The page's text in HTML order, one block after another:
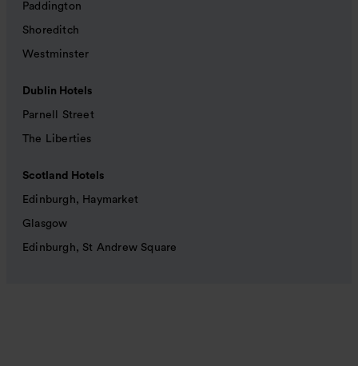
Paddington
Shoreditch
Westminster
Dublin Hotels
Parnell Street
The Liberties
Scotland Hotels
Edinburgh, Haymarket
Glasgow
Edinburgh, St Andrew Square